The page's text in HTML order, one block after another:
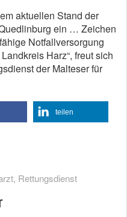
aktuellen Stand der
ein … Zeichen
Notfallversorgung
Harz“, freut sich
der Malteser für
teilen
, Rettungsdienst